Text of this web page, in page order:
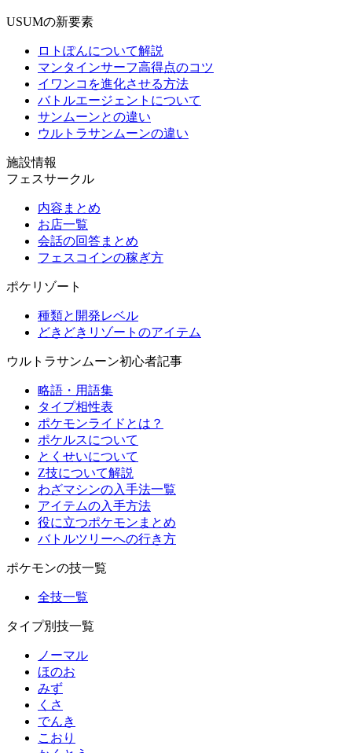
USUMの新要素
ロトぽんについて解説
マンタインサーフ高得点のコツ
イワンコを進化させる方法
バトルエージェントについて
サンムーンとの違い
ウルトラサンムーンの違い
施設情報
フェスサークル
内容まとめ
お店一覧
会話の回答まとめ
フェスコインの稼ぎ方
ポケリゾート
種類と開発レベル
どきどきリゾートのアイテム
ウルトラサンムーン初心者記事
略語・用語集
タイプ相性表
ポケモンライドとは？
ポケルスについて
とくせいについて
Z技について解説
わざマシンの入手法一覧
アイテムの入手方法
役に立つポケモンまとめ
バトルツリーへの行き方
ポケモンの技一覧
全技一覧
タイプ別技一覧
ノーマル
ほのお
みず
くさ
でんき
こおり